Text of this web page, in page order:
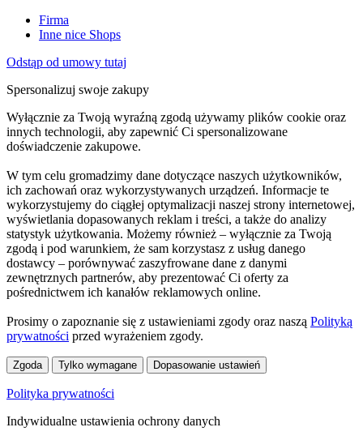
Firma
Inne nice Shops
Odstąp od umowy tutaj
Spersonalizuj swoje zakupy
Wyłącznie za Twoją wyraźną zgodą używamy plików cookie oraz
innych technologii, aby zapewnić Ci spersonalizowane
doświadczenie zakupowe.
W tym celu gromadzimy dane dotyczące naszych użytkowników,
ich zachowań oraz wykorzystywanych urządzeń. Informacje te
wykorzystujemy do ciągłej optymalizacji naszej strony internetowej,
wyświetlania dopasowanych reklam i treści, a także do analizy
statystyk użytkowania. Możemy również – wyłącznie za Twoją
zgodą i pod warunkiem, że sam korzystasz z usług danego
dostawcy – porównywać zaszyfrowane dane z danymi
zewnętrznych partnerów, aby prezentować Ci oferty za
pośrednictwem ich kanałów reklamowych online.
Prosimy o zapoznanie się z ustawieniami zgody oraz naszą Polityką
prywatności przed wyrażeniem zgody.
Zgoda Tylko wymagane Dopasowanie ustawień
Polityka prywatności
Indywidualne ustawienia ochrony danych